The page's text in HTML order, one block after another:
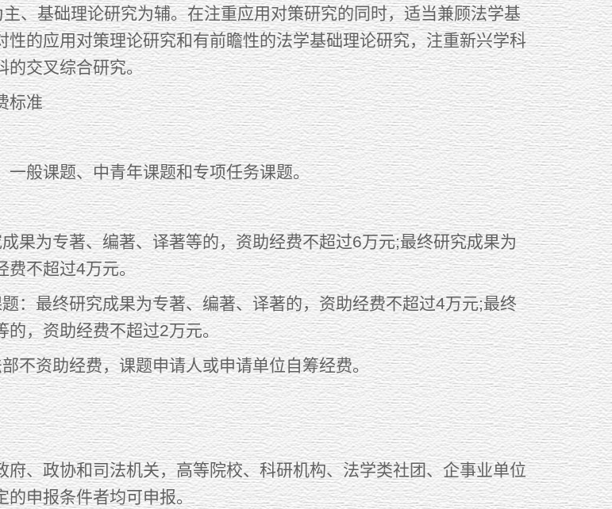
基础理论研究为辅。在注重应用对策研究的同时，适当兼顾法学基
性的应用对策理论研究和有前瞻性的法学基础理论研究，注重新兴学科
的交叉综合研究。
标准
课题、中青年课题和专项任务课题。
为专著、编著、译著等的，资助经费不超过6万元;最终研究成果为
费不超过4万元。
最终研究成果为专著、编著、译著的，资助经费不超过4万元;最终
的，资助经费不超过2万元。
资助经费，课题申请人或申请单位自筹经费。
政协和司法机关，高等院校、科研机构、法学类社团、企事业单位
的申报条件者均可申报。